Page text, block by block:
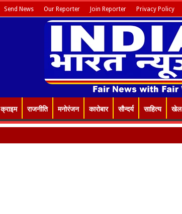
Send News Our Reporter Join Reporter Privacy Policy
क्राइम राजनीति मनोरंजन कारोबार सौन्दर्य साहित्य खेल